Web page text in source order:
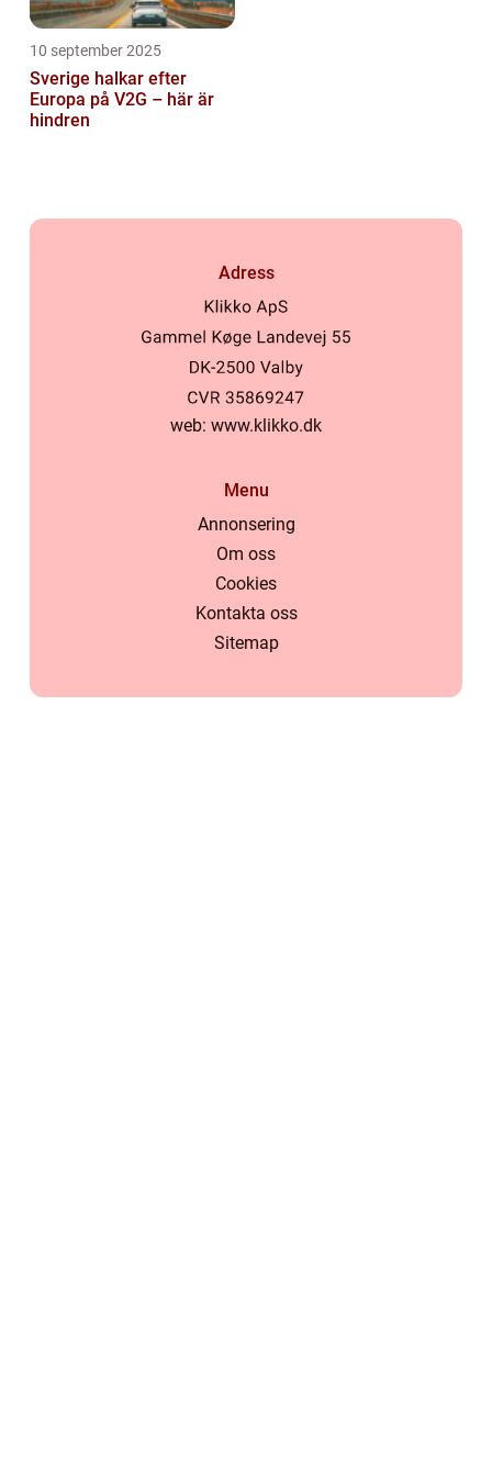
10 september 2025
Sverige halkar efter
Europa på V2G – här är
hindren
Adress
web: www.klikko.dk
Menu
Annonsering
Om oss
Cookies
Kontakta oss
Sitemap